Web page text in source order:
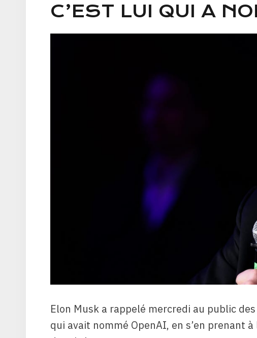
C’EST LUI QUI A
Elon Musk a rappelé mercredi au public
qui avait nommé OpenAI, en s’en prenant